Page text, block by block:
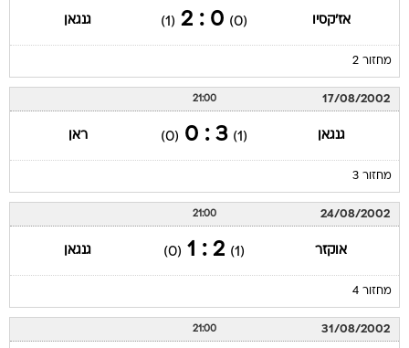
אז'קסיו (0)
0 : 2
(1) גנגאן
מחזור 2
17/08/2002
21:00
גנגאן (1)
3 : 0
(0) ראן
מחזור 3
24/08/2002
21:00
אוקזר (1)
2 : 1
(0) גנגאן
מחזור 4
31/08/2002
21:00